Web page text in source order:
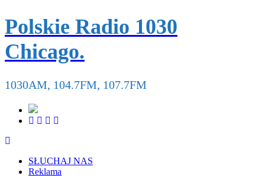
Polskie Radio 1030
Chicago.
1030AM, 104.7FM, 107.7FM
SŁUCHAJ NAS
Reklama